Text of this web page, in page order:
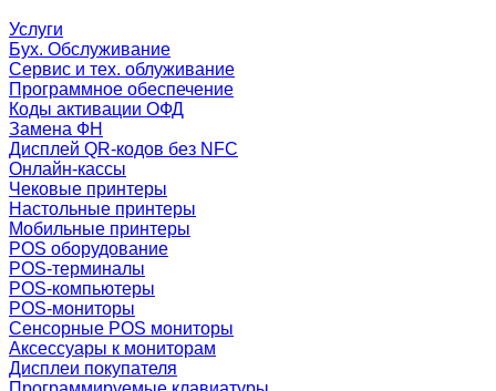
Услуги
Бух. Обслуживание
Сервис и тех. облуживание
Программное обеспечение
Коды активации ОФД
Замена ФН
Дисплей QR-кодов без NFC
Онлайн-кассы
Чековые принтеры
Настольные принтеры
Мобильные принтеры
POS оборудование
POS-терминалы
POS-компьютеры
POS-мониторы
Сенсорные POS мониторы
Аксессуары к мониторам
Дисплеи покупателя